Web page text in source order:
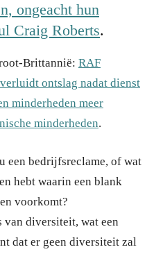
ongeacht hun
Craig Roberts.
Brittannië: RAF
ontslag nadat dienst
minderheden meer
minderheden.
een bedrijfsreclame, of wat
hebt waarin een blank
voorkomt?
van diversiteit, wat een
dat er geen diversiteit zal